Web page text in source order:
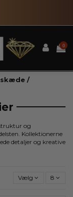
0
/
og
Kollektionerne
detaljer og kreative
Vælg 8